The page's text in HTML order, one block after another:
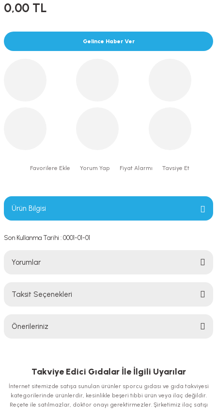
0,00 TL
Gelince Haber Ver
Yorum Yap Fiyat Alarmı Tavsiye Et
Ürün Bilgisi
Son Kullanma Tarihi : 0001-01-01
Yorumlar
Taksit Seçenekleri
Önerileriniz
iletebilirsiniz.
Görüş ve önerileriniz için teşekkür ederiz.
Ürün resmi kalitesiz, bozuk veya görüntülenemiyor.
Takviye Edici Gıdalar İle İlgili Uyarılar
İnternet sitemizde satışa sunulan ürünler sporcu gıdası ve gıda takviyesi
kategorilerinde ürünlerdir, kesinlikle beşeri tıbbi ürün veya ilaç değildir.
Reçete ile satılmazlar, doktor onayı gerektirmezler. Şirketimiz ilaç satışı